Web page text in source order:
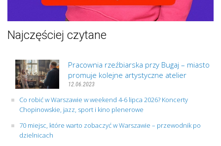
Najczęściej czytane
Pracownia rzeźbiarska przy Bugaj – miasto
promuje kolejne artystyczne atelier
12.06.2023
Co robić w Warszawie w weekend 4-6 lipca 2026? Koncerty
Chopinowskie, jazz, sport i kino plenerowe
70 miejsc, które warto zobaczyć w Warszawie – przewodnik po
dzielnicach